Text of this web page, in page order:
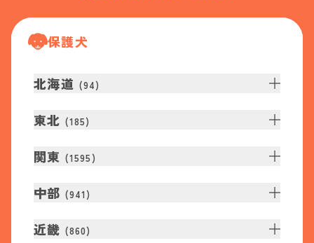
保護犬
北海道 (94)
東北 (185)
関東 (1595 )
中部 (941 )
近畿 (860)